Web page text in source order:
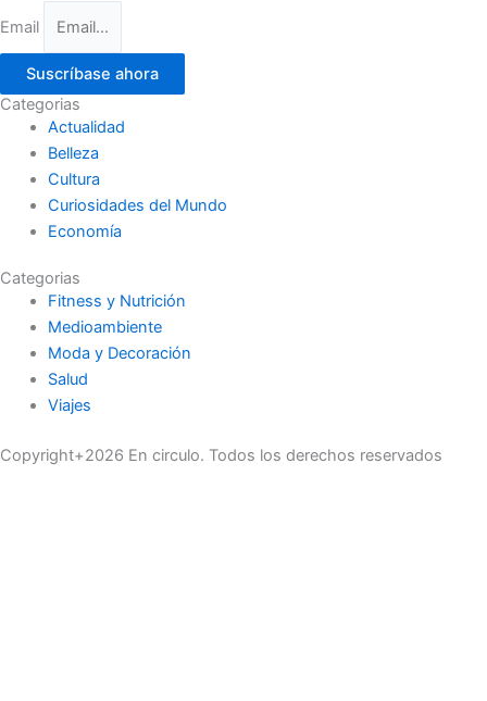
Email
Suscríbase ahora
Categorias
Actualidad
Belleza
Cultura
Curiosidades del Mundo
Economía
Categorias
Fitness y Nutrición
Medioambiente
Moda y Decoración
Salud
Viajes
Copyright+2026 En circulo. Todos los derechos reservados